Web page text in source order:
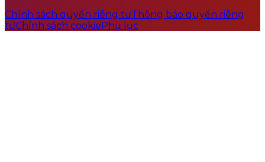
Chính sách quyền riêng tưThông báo quyền riêng
tưChính sách cookiePhụ lục